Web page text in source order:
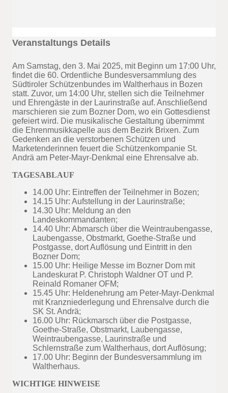
Veranstaltungs Details
Am Samstag, den 3. Mai 2025, mit Beginn um 17:00 Uhr,
findet die 60. Ordentliche Bundesversammlung des
Südtiroler Schützenbundes im Waltherhaus in Bozen
statt. Zuvor, um 14:00 Uhr, stellen sich die Teilnehmer
und Ehrengäste in der Laurinstraße auf. Anschließend
marschieren sie zum Bozner Dom, wo ein Gottesdienst
gefeiert wird. Die musikalische Gestaltung übernimmt
die Ehrenmusikkapelle aus dem Bezirk Brixen. Zum
Gedenken an die verstorbenen Schützen und
Marketenderinnen feuert die Schützenkompanie St.
Andrä am Peter-Mayr-Denkmal eine Ehrensalve ab.
TAGESABLAUF
14.00 Uhr: Eintreffen der Teilnehmer in Bozen;
14.15 Uhr: Aufstellung in der Laurinstraße;
14.30 Uhr: Meldung an den
Landeskommandanten;
14.40 Uhr: Abmarsch über die Weintraubengasse,
Laubengasse, Obstmarkt, Goethe-Straße und
Postgasse, dort Auflösung und Eintritt in den
Bozner Dom;
15.00 Uhr: Heilige Messe im Bozner Dom mit
Landeskurat P. Christoph Waldner OT und P.
Reinald Romaner OFM;
15.45 Uhr: Heldenehrung am Peter-Mayr-Denkmal
mit Kranzniederlegung und Ehrensalve durch die
SK St. Andrä;
16.00 Uhr: Rückmarsch über die Postgasse,
Goethe-Straße, Obstmarkt, Laubengasse,
Weintraubengasse, Laurinstraße und
Schlernstraße zum Waltherhaus, dort Auflösung;
17.00 Uhr: Beginn der Bundesversammlung im
Waltherhaus.
WICHTIGE HINWEISE